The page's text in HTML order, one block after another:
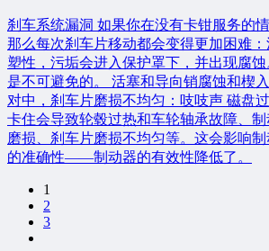
刹车系统漏洞 如果你在没有卡钳服务的
那么每次刹车片移动都会变得更加困难
塑性，污垢会进入保护罩下，并出现腐
是不可避免的。 活塞和导向销腐蚀和楔
对中，刹车片磨损不均匀：吱吱声 磁盘
卡住会导致轮毂过热和车轮轴承故障、
磨损、刹车片磨损不均匀等。这会影响
的准确性——制动器的有效性降低了。
1
2
3